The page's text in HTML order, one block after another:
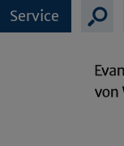
Service